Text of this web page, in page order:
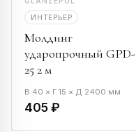
ИНТЕРЬЕР
Молдинг
ударопрочный GPD-
25 2 м
В 40 × Г 15 × Д 2400 мм
405 ₽